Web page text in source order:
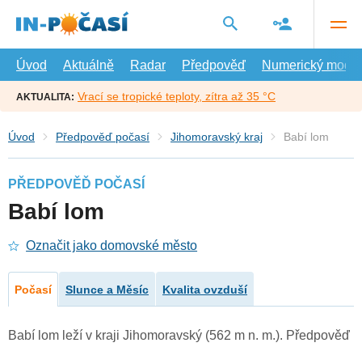
hlavní
Úvod
Aktuálně Radar Předpověď Numerický model
AKTUALITA: Vrací se tropické teploty, zítra až 35 °C
Úvod Předpověď počasí Jihomoravský kraj Babí lom
PŘEDPOVĚĎ POČASÍ
Babí lom
Označit jako domovské město
Počasí Slunce a Měsíc Kvalita ovzduší
Babí lom leží v kraji Jihomoravský (562 m n. m.). Předpověď